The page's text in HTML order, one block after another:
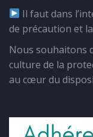
Il faut dans
de précaution et
Nous souhaitons
culture de la
au cœur du